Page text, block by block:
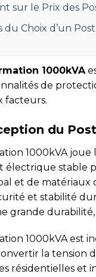
sur le Prix des
du Choix d’un
1000kVA
de
facteurs.
du
1000kVA
stable
et de matériaux
et stabilité
grande
1000kVA est
la tension
résidentielles et